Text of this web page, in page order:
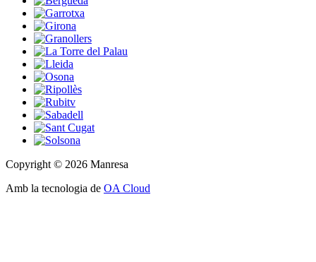
Copyright © 2026 Manresa
Amb la tecnologia de OA Cloud